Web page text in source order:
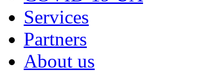
Services
Partners
About us